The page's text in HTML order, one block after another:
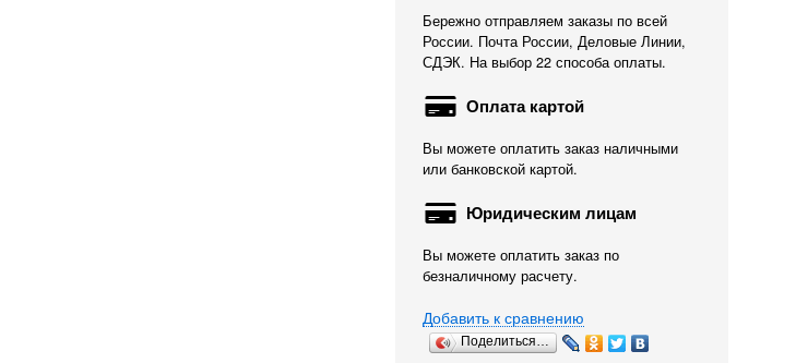
Бережно отправляем заказы по всей
России. Почта России, Деловые Линии,
СДЭК. На выбор 22 способа оплаты.
Оплата картой
Вы можете оплатить заказ наличными
или банковской картой.
Юридическим лицам
Вы можете оплатить заказ по
безналичному расчету.
Добавить к сравнению
Поделиться…